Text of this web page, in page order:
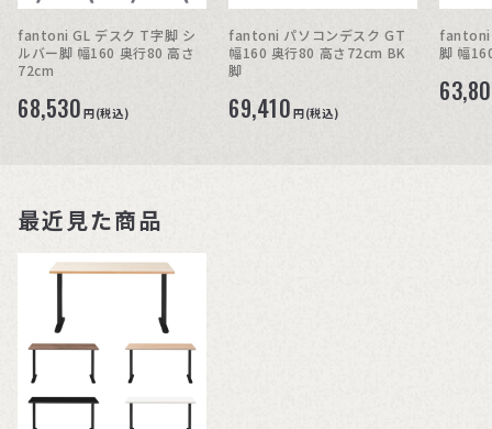
fantoni GL デスク T字脚 シ
ルバー脚 幅160 奥行80 高さ
72cm
68,530 円(税込)
fantoni パソコンデスク GT
幅160 奥行80 高さ72cm BK
脚
69,410 円(税込)
fantoni
脚 幅
最近見た商品